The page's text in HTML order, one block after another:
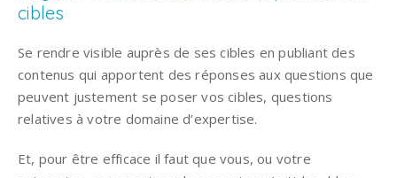
cibles
Se rendre visible auprès de ses cibles en publiant des
contenus qui apportent des réponses aux questions que
peuvent justement se poser vos cibles, questions
relatives à votre domaine d’expertise.
Et, pour être efficace il faut que vous, ou votre